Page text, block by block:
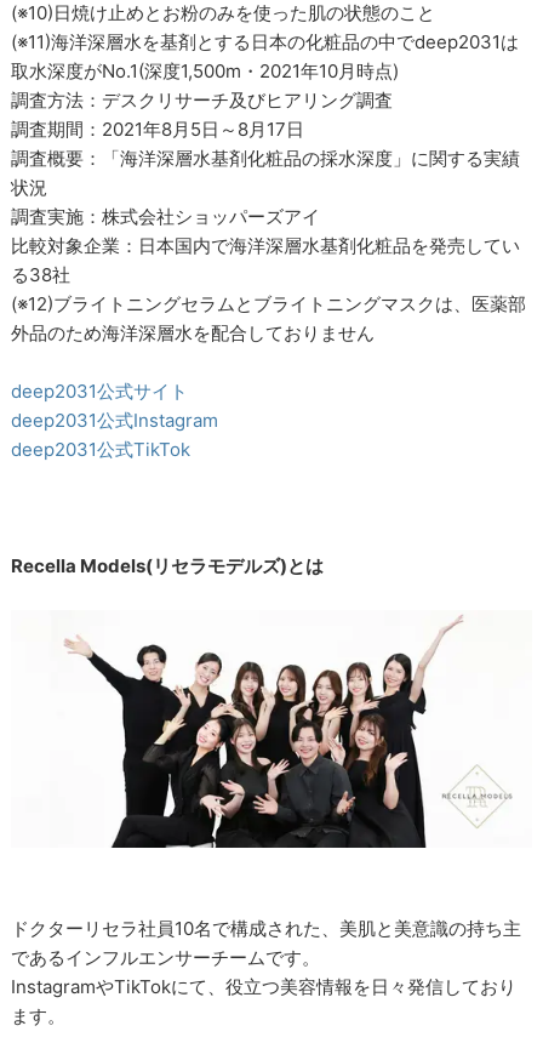
(※10)日焼け止めとお粉のみを使った肌の状態のこと
(※11)海洋深層水を基剤とする日本の化粧品の中でdeep2031は
取水深度がNo.1(深度1,500m・2021年10月時点)
調査方法：デスクリサーチ及びヒアリング調査
調査期間：2021年8月5日～8月17日
調査概要：「海洋深層水基剤化粧品の採水深度」に関する実績
状況
調査実施：株式会社ショッパーズアイ
比較対象企業：日本国内で海洋深層水基剤化粧品を発売してい
る38社
(※12)ブライトニングセラムとブライトニングマスクは、医薬部
外品のため海洋深層水を配合しておりません
deep2031公式サイト
deep2031公式Instagram
deep2031公式TikTok
Recella Models(リセラモデルズ)とは
ドクターリセラ社員10名で構成された、美肌と美意識の持ち主
であるインフルエンサーチームです。
InstagramやTikTokにて、役立つ美容情報を日々発信しており
ます。